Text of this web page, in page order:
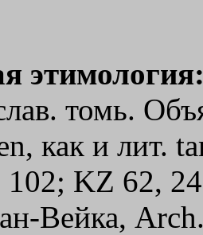
томь.
как и лит.
KZ 62,
Вейка,